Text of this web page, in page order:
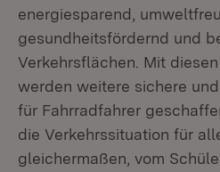
energiesparend,
gesundheitsfördernd und
Verkehrsflächen. Mit
werden weitere sichere
für Fahrradfahrer
die Verkehrssituation für
gleichermaßen, vom